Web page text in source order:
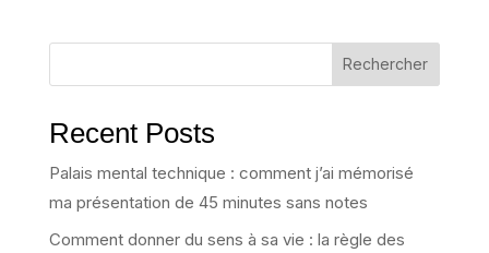
Rechercher
Recent Posts
Palais mental technique : comment j’ai mémorisé
ma présentation de 45 minutes sans notes
Comment donner du sens à sa vie : la règle des